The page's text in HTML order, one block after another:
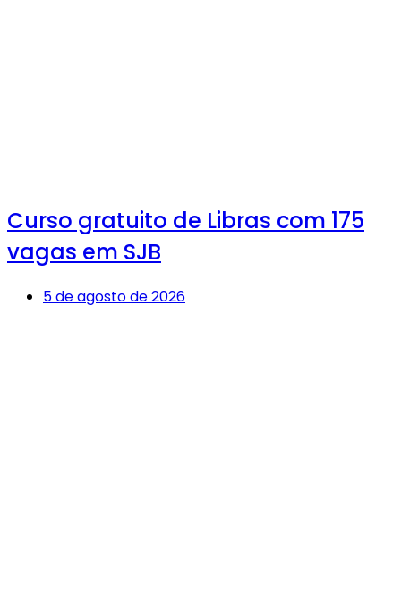
Curso gratuito de Libras com 175
vagas em SJB
5 de agosto de 2026